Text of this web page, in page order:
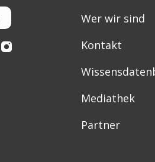
Wer wir sind
Kontakt
Mediathek
Partner